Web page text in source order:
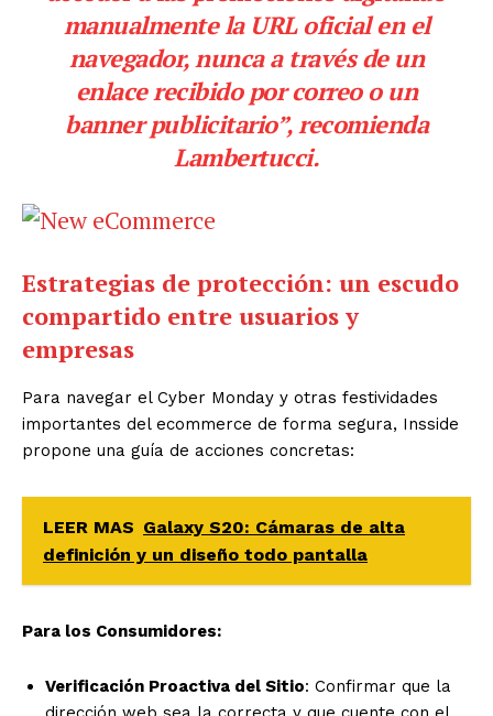
manualmente la URL oficial en el
navegador, nunca a través de un
enlace recibido por correo o un
banner publicitario”, recomienda
Lambertucci.
Estrategias de protección: un escudo
compartido entre usuarios y
empresas
Para navegar el Cyber Monday y otras festividades
importantes del ecommerce de forma segura, Insside
propone una guía de acciones concretas:
LEER MAS Galaxy S20: Cámaras de alta
definición y un diseño todo pantalla
Para los Consumidores:
Verificación Proactiva del Sitio: Confirmar que la